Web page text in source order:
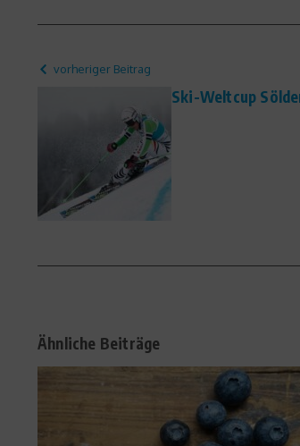
vorheriger Beitrag
Ski-Weltcup
Ähnliche Beiträge